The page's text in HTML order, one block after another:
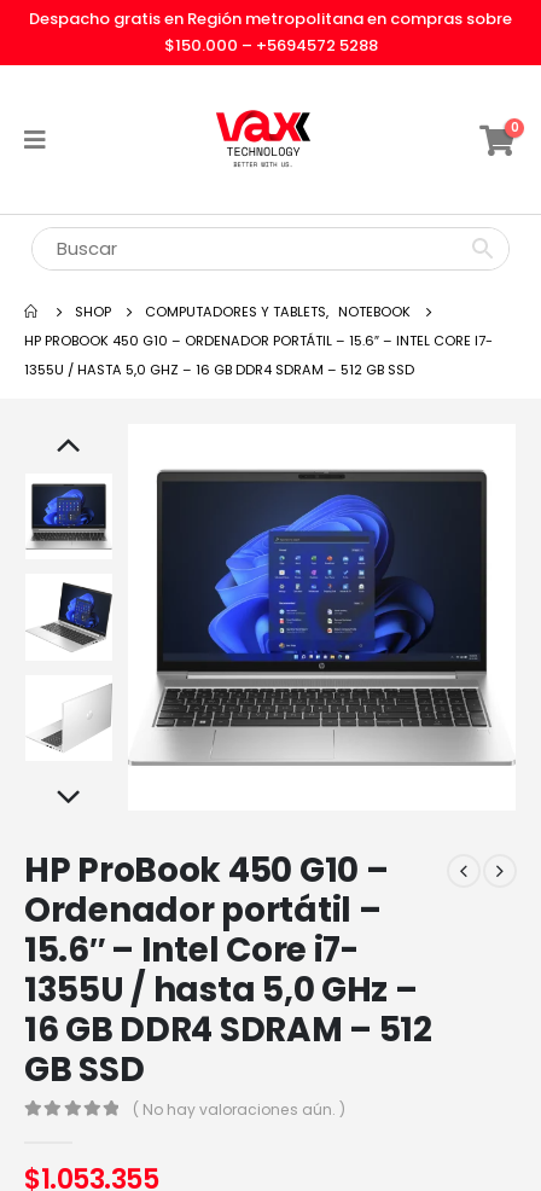
Despacho gratis en Región metropolitana en compras sobre
$150.000 – +5694572 5288
0
SHOP COMPUTADORES Y TABLETS, NOTEBOOK
HP PROBOOK 450 G10 – ORDENADOR PORTÁTIL – 15.6″ – INTEL CORE I7-
1355U / HASTA 5,0 GHZ – 16 GB DDR4 SDRAM – 512 GB SSD
HP ProBook 450 G10 –
Ordenador portátil –
15.6″ – Intel Core i7-
1355U / hasta 5,0 GHz –
16 GB DDR4 SDRAM – 512
GB SSD
( No hay valoraciones aún. )
$1.053.355